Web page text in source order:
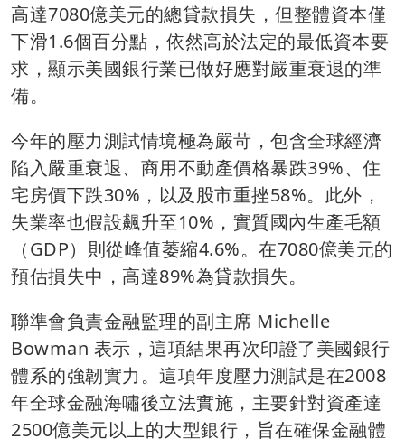
高達7080億美元的總貸款損失，但整體資本僅
下滑1.6個百分點，依然高於法定的最低資本要
求，顯示美國銀行業已做好應對嚴重衰退的準
備。
今年的壓力測試情境極為嚴苛，包含全球經濟
陷入嚴重衰退、商用不動產價格暴跌39%、住
宅房價下跌30%，以及股市重挫58%。此外，
失業率也假設飆升至10%，實質國內生產毛額
（GDP）則從峰值萎縮4.6%。在7080億美元的
預估損失中，高達89%為貸款損失。
聯準會負責金融監理的副主席 Michelle
Bowman 表示，這項結果再次印證了美國銀行
體系的強韌實力。這項年度壓力測試是在2008
年全球金融海嘯後立法實施，主要針對資產達
2500億美元以上的大型銀行，旨在確保金融體